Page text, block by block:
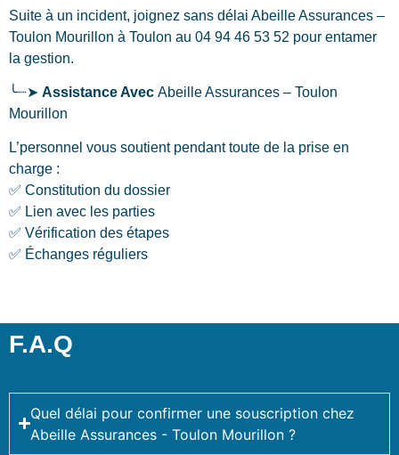
Suite à un incident, joignez sans délai Abeille Assurances –
Toulon Mourillon à Toulon au 04 94 46 53 52 pour entamer
la gestion.
╰┈➤ Assistance Avec Abeille Assurances – Toulon
Mourillon
L’personnel vous soutient pendant toute de la prise en
charge :
✅ Constitution du dossier
✅ Lien avec les parties
✅ Vérification des étapes
✅ Échanges réguliers
F.A.Q
Quel délai pour confirmer une souscription chez
Abeille Assurances - Toulon Mourillon ?